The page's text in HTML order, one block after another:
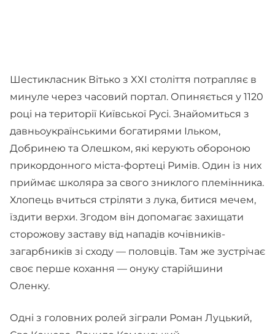
Шестикласник Вітько з XXI століття потрапляє в
минуле через часовий портал. Опиняється у 1120
році на території Київської Русі. Знайомиться з
давньоукраїнськими богатирями Ільком,
Добринею та Олешком, які керують обороною
прикордонного міста-фортеці Римів. Один із них
приймає школяра за свого зниклого племінника.
Хлопець вчиться стріляти з лука, битися мечем,
їздити верхи. Згодом він допомагає захищати
сторожову заставу від нападів кочівників-
загарбників зі сходу — половців. Там же зустрічає
своє перше кохання — онуку старійшини
Оленку.
Одні з головних ролей зіграли Роман Луцький,